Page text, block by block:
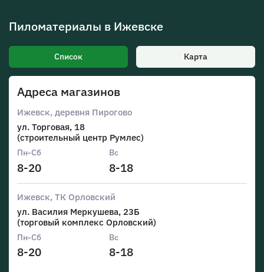
Пиломатериалы в Ижевске
Список Карта
Адреса магазинов
Ижевск, деревня Пирогово
ул. Торговая, 18
(строительный центр Румлес)
Пн-Сб
8-20
Вс
8-18
Ижевск, ТК Орловский
ул. Василия Меркушева, 23Б
(торговый комплекс Орловский)
Пн-Сб
8-20
Вс
8-18